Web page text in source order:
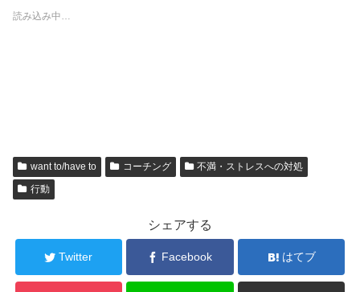
読み込み中…
want to/have to コーチング
不満・ストレスへの対処
行動
シェアする
Twitter Facebook はてブ